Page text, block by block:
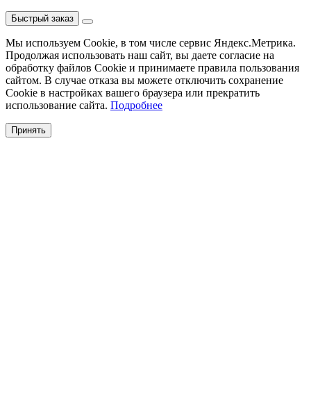
Быстрый заказ
Мы используем Cookie, в том числе сервис Яндекс.Метрика.
Продолжая использовать наш сайт, вы даете согласие на
обработку файлов Cookie и принимаете правила пользования
сайтом. В случае отказа вы можете отключить сохранение
Cookie в настройках вашего браузера или прекратить
использование сайта. Подробнее
Принять